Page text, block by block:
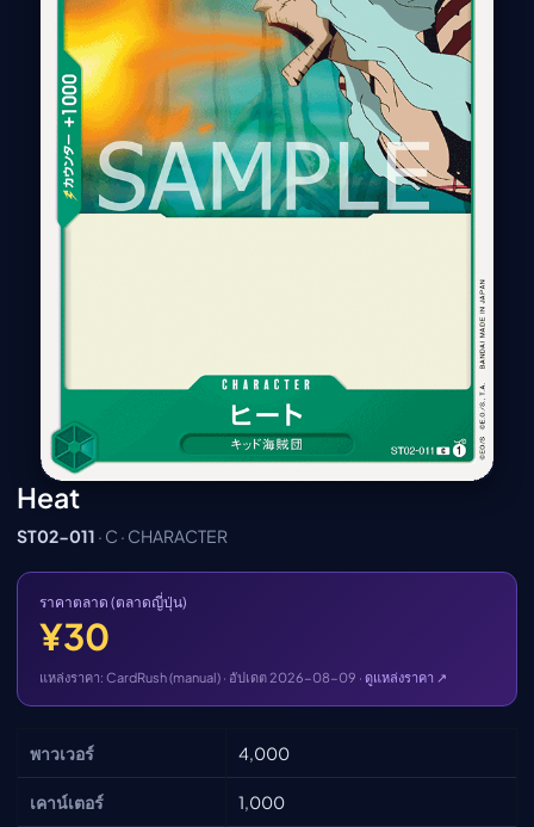
PREMIUM SERVICE
ทีวีออนไลน์
แนะนำรายการทีวี
อนิเมะ
ตารางออกอากาศอนิ
เมะ (คืนนี้)
ตารางออกอากาศอนิ
Heat
ST02-011 · C · CHARACTER
ราคาตลาด (ตลาดญี่ปุ่น)
¥30
แหล่งราคา: CardRush (manual) · อัปเดต 2026-08-09 · ดูแหล่งราคา ↗
พาวเวอร์ 4,000
เคาน์เตอร์ 1,000